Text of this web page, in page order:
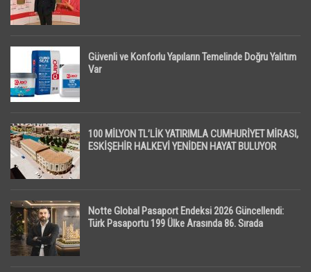
Güvenli ve Konforlu Yapıların Temelinde Doğru Yalıtım
Var
100 MİLYON TL’LİK YATIRIMLA CUMHURİYET MİRASI,
ESKİŞEHİR HALKEVİ YENİDEN HAYAT BULUYOR
Notte Global Pasaport Endeksi 2026 Güncellendi:
Türk Pasaportu 199 Ülke Arasında 86. Sırada